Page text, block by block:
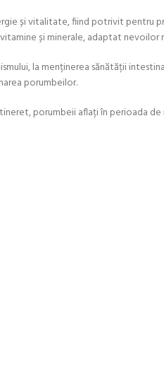
și vitalitate, fiind potrivit
și minerale, adaptat nevoilor
la menținerea sănătății
porumbeilor.
porumbeii aflați în perioada